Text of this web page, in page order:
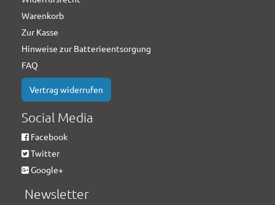
Warenkorb
Zur Kasse
Hinweise zur Batterieentsorgung
FAQ
Vertrag widerrufen
Social Media
Facebook
Twitter
Google+
Newsletter